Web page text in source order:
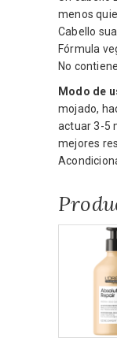
menos
Cabello
Fórmula
No
Modo de
mojado,
actuar 3-5
mejores